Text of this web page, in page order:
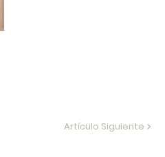
Artículo Siguiente